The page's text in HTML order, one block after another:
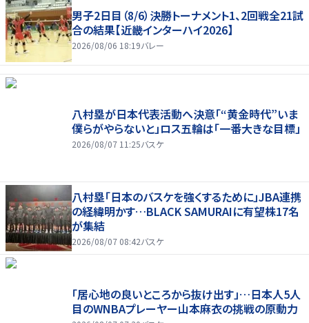
男子2日目（8/6）決勝トーナメント1、2回戦全21試
合の結果【近畿インターハイ2026】
2026/08/06 18:19バレー
八村塁が日本代表活動へ決意「“黄金時代”いま
僕らがやらないと」ロス五輪は「一番大きな目標」
2026/08/07 11:25バスケ
八村塁「日本のバスケを強くするために」JBA連携
の経緯明かす…BLACK SAMURAIに有望株17名
が集結
2026/08/07 08:42バスケ
「居心地の良いところから抜け出す」…日本人5人
目のWNBAプレーヤー山本麻衣の挑戦の原動力